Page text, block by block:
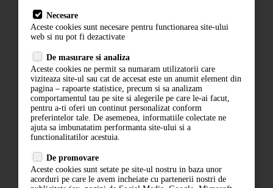
Termeni si conditii
Politica de confidentialitate
ANPC
ABONARE LA NEWSLETTER
Necesare
Aceste cookies sunt necesare pentru functionarea site-ului
web si nu pot fi dezactivate
De masurare si analiza
Aceste cookies ne permit sa numaram utilizatorii care
viziteaza site-ul sau cat de accesat este un anumit element din
pagina – rapoarte statistice, precum si sa analizam
comportamentul tau pe site si alegerile pe care le-ai facut,
pentru a-ti oferi un continut personalizat conform
preferintelor tale. De asemenea, informatiile colectate ne
ajuta sa imbunatatim performanta site-ului si a
functionalitatilor acestuia.
De promovare
Aceste cookies sunt setate pe site-ul nostru in baza unor
acorduri pe care le avem incheiate cu partenerii nostri de